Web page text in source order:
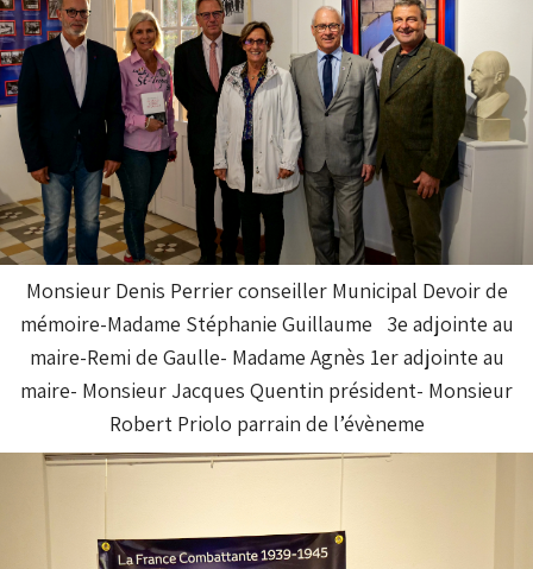
Monsieur Denis Perrier conseiller Municipal Devoir de
mémoire-Madame Stéphanie Guillaume 3e adjointe au
maire-Remi de Gaulle- Madame Agnès 1er adjointe au
maire- Monsieur Jacques Quentin président- Monsieur
Robert Priolo parrain de l’évèneme